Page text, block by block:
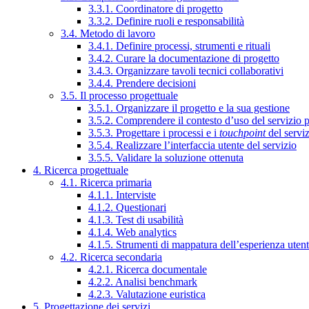
3.3.1. Coordinatore di progetto
3.3.2. Definire ruoli e responsabilità
3.4. Metodo di lavoro
3.4.1. Definire processi, strumenti e rituali
3.4.2. Curare la documentazione di progetto
3.4.3. Organizzare tavoli tecnici collaborativi
3.4.4. Prendere decisioni
3.5. Il processo progettuale
3.5.1. Organizzare il progetto e la sua gestione
3.5.2. Comprendere il contesto d’uso del servizio
3.5.3. Progettare i processi e i touchpointdel
3.5.4. Realizzare l’interfaccia utente del servizio
3.5.5. Validare la soluzione ottenuta
4. Ricerca progettuale
4.1. Ricerca primaria
4.1.1. Interviste
4.1.2. Questionari
4.1.3. Test di usabilità
4.1.4. Web analytics
4.1.5. Strumenti di mappatura dell’esperienza
4.2. Ricerca secondaria
4.2.1. Ricerca documentale
4.2.2. Analisi benchmark
4.2.3. Valutazione euristica
5. Progettazione dei servizi